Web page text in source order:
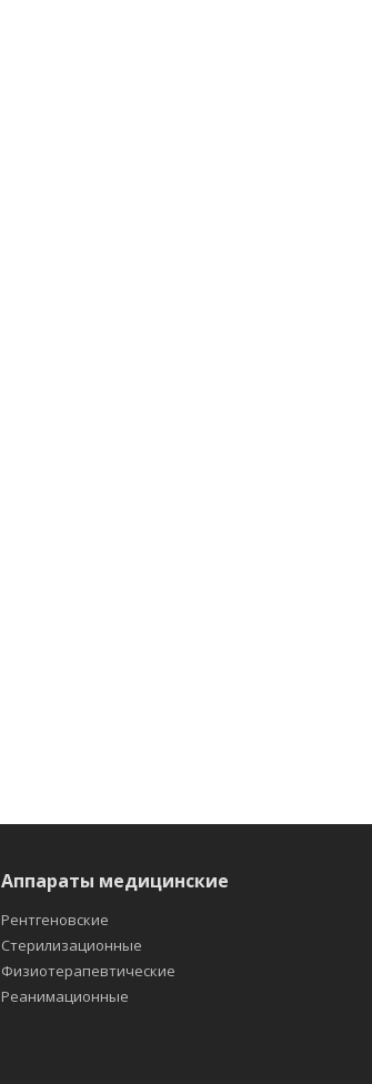
Аппараты медицинские
Рентгеновские
Стерилизационные
Физиотерапевтические
Реанимационные